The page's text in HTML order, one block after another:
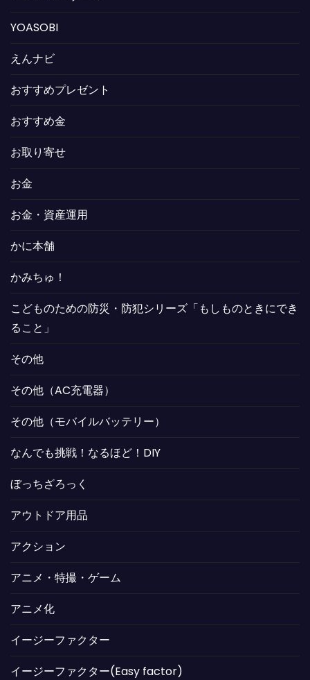
YOASOBI
えんナビ
おすすめプレゼント
おすすめ金
お取り寄せ
お金
お金・資産運用
かに本舗
かみちゅ！
こどものための防災・防犯シリーズ「もしものときにでき
ること」
その他
その他（AC充電器）
その他（モバイルバッテリー）
なんでも挑戦！なるほど！DIY
ぼっちざろっく
アウトドア用品
アクション
アニメ・特撮・ゲーム
アニメ化
イージーファクター
イージーファクター(Easy factor)